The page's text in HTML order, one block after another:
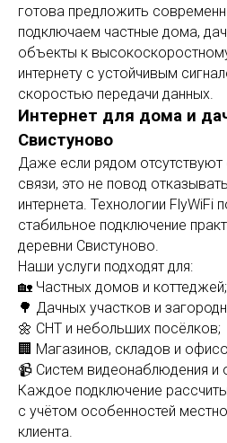
готова предложить
подключаем частные дома,
объекты к
интернету с устойчивым
скоростью передачи данных.
Интернет для дома и
Свистуново
Даже если рядом отсутствуют
связи, это не повод
интернета. Технологии FlyWiFi
стабильное подключение
деревни Свистуново.
Наши услуги подходят для:
🏡 Частных домов и коттеджей;
🌳 Дачных участков и
🌼 СНТ и небольших посёлков;
🏢 Магазинов, складов и
📹 Систем видеонаблюдения и
Каждое подключение
с учётом особенностей
клиента.